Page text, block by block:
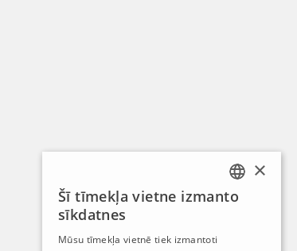
LATVIAN
×
Šī tīmekļa vietne izmanto
sīkdatnes
Mūsu tīmekļa vietnē tiek izmantoti